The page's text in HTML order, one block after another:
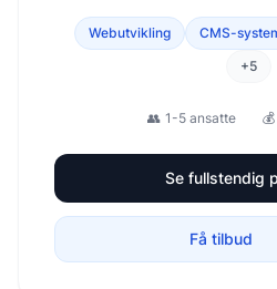
og fokusert
leve merkbare
Webutvikling CMS-
+5
👥 1-5 ansatte 💰
Se fullstendig
Få tilbud